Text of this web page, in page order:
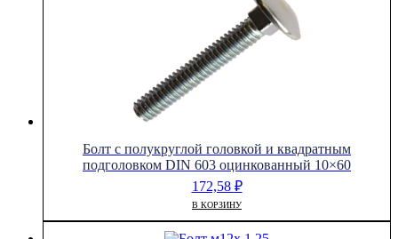
Болт с полукруглой головкой и квадратным
подголовком DIN 603 оцинкованный 10×60
172,58 ₽
В КОРЗИНУ